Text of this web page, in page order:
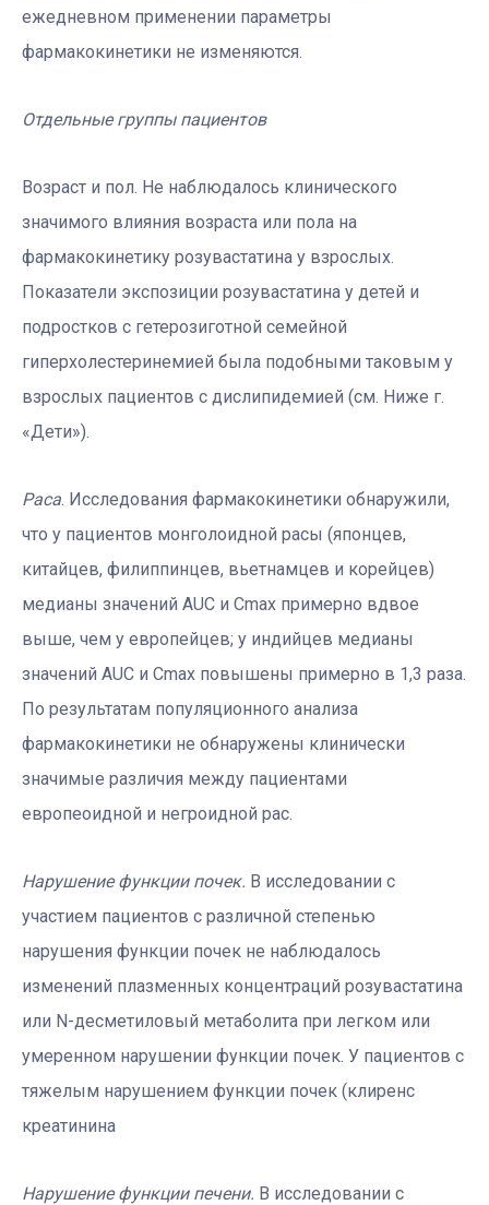
ежедневном применении параметры
фармакокинетики не изменяются.
Отдельные группы пациентов
Возраст и пол. Не наблюдалось клинического
значимого влияния возраста или пола на
фармакокинетику розувастатина у взрослых.
Показатели экспозиции розувастатина у детей и
подростков с гетерозиготной семейной
гиперхолестеринемией была подобными таковым у
взрослых пациентов с дислипидемией (см. Ниже г.
«Дети»).
Раса . Исследования фармакокинетики обнаружили,
что у пациентов монголоидной расы (японцев,
китайцев, филиппинцев, вьетнамцев и корейцев)
медианы значений AUC и Cmax примерно вдвое
выше, чем у европейцев; у индийцев медианы
значений AUC и Cmax повышены примерно в 1,3 раза.
По результатам популяционного анализа
фармакокинетики не обнаружены клинически
значимые различия между пациентами
европеоидной и негроидной рас.
Нарушение функции почек. В исследовании с
участием пациентов с различной степенью
нарушения функции почек не наблюдалось
изменений плазменных концентраций розувастатина
или N-десметиловый метаболита при легком или
умеренном нарушении функции почек. У пациентов с
тяжелым нарушением функции почек (клиренс
креатинина
Нарушение функции печени. В исследовании с